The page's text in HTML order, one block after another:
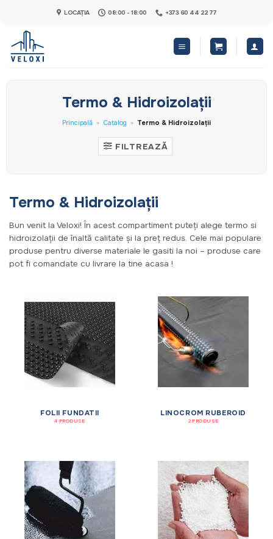
content
LOCAȚIA 08:00 - 18:00 +373 60 44 22 77
Termo & Hidroizolații
Principală » Catalog » Termo & Hidroizolații
FILTREAZĂ
Termo & Hidroizolații
Bun venit la Veloxi! În acest compartiment puteți alege termo si
hidroizolații de înaltă calitate și la preț redus. Cele mai populare
produse pentru diverse materiale le gasiti la noi – produse care
pot fi comandate cu livrare la tine acasa !
FOLII FUNDATII
4 PRODUSE
LINOCROM RUBEROID
2 PRODUSE